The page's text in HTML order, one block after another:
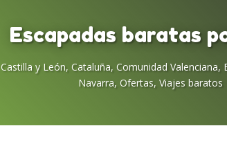
Escapadas baratas
Castilla y León, Cataluña, Comunidad Valenciana,
Navarra, Ofertas, Viajes baratos